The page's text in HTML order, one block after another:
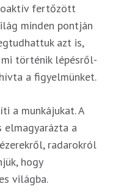
fertőzött
minden pontján
azt is,
történik lépésről-
a figyelmünket.
a munkájukat. A
elmagyarázta a
radarokról
hogy
világba.